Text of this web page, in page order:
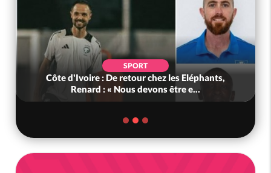
SPORT
Côte d'Ivoire : De retour chez les Eléphants,
Renard : « Nous devons être e...